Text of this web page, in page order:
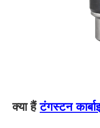
क्या हैंटंगस्टन